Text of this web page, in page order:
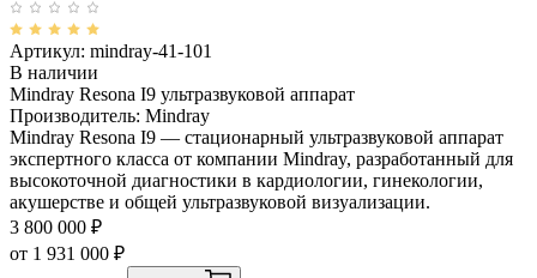
Артикул: mindray-41-101
В наличии
Mindray Resona I9 ультразвуковой аппарат
Производитель: Mindray
Mindray Resona I9 — стационарный ультразвуковой аппарат
экспертного класса от компании Mindray, разработанный для
высокоточной диагностики в кардиологии, гинекологии,
акушерстве и общей ультразвуковой визуализации.
3 800 000 ₽
от 1 931 000 ₽